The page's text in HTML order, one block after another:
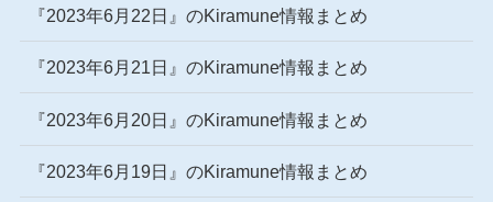
『2023年6月22日』のKiramune情報まとめ
『2023年6月21日』のKiramune情報まとめ
『2023年6月20日』のKiramune情報まとめ
『2023年6月19日』のKiramune情報まとめ